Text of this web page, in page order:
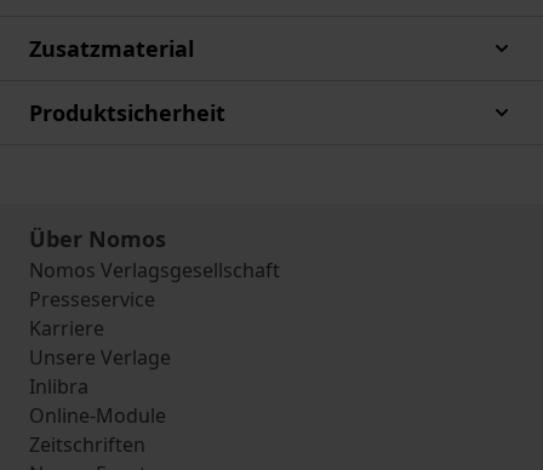
Zusatzmaterial
Produktsicherheit
Über Nomos
Nomos Verlagsgesellschaft
Presseservice
Karriere
Unsere Verlage
Inlibra
Online-Module
Zeitschriften